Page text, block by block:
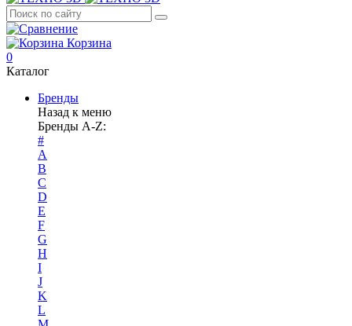
Корзина
0
Каталог
Бренды
Назад к меню
Бренды A-Z:
#
A
B
C
D
E
F
G
H
I
J
K
L